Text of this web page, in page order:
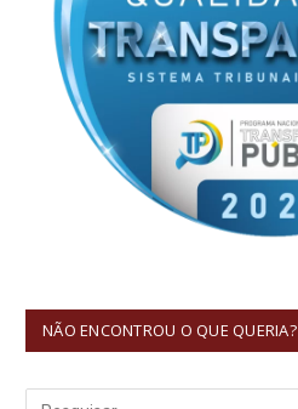
NÃO ENCONTROU O QUE QUERIA?